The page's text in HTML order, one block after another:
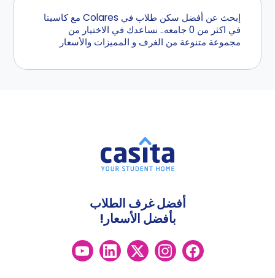
إبحث عن أفضل سكن طلاب في Colares مع كاسيتا
في اكثر من 0 جامعه.. نساعدك في الاختيار من
مجموعة متنوعة من الغرف و المميزات والأسعار
أفضل غرف الطلاب
بأفضل الأسعار!